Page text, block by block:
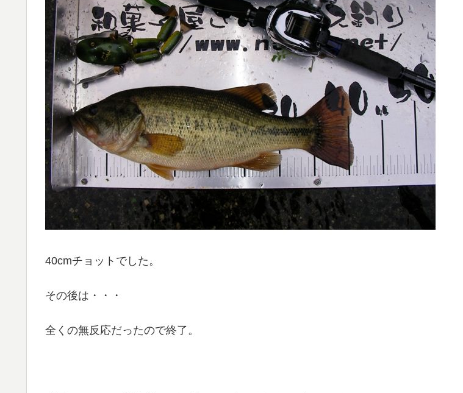
40cmチョットでした。
その後は・・・
全くの無反応だったので終了。